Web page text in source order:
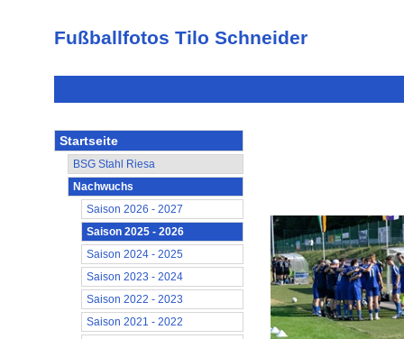
Fußballfotos Tilo Schneider
Startseite
BSG Stahl Riesa
Nachwuchs
Saison 2026 - 2027
Saison 2025 - 2026
Saison 2024 - 2025
Saison 2023 - 2024
Saison 2022 - 2023
Saison 2021 - 2022